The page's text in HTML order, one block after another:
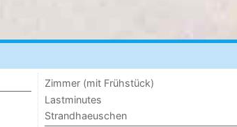
Zimmer (mit Frühstück)
Lastminutes
Strandhaeuschen